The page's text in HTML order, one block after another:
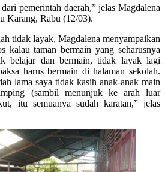
pemerintah daerah,” jelas Magdalena
Karang, Rabu (12/03).
tidak layak, Magdalena menyampaikan
kalau taman bermain yang seharusnya
belajar dan bermain, tidak layak lagi
harus bermain di halaman sekolah.
lama saya tidak kasih anak-anak main
(sambil menunjuk ke arah luar
itu semuanya sudah karatan,” jelas